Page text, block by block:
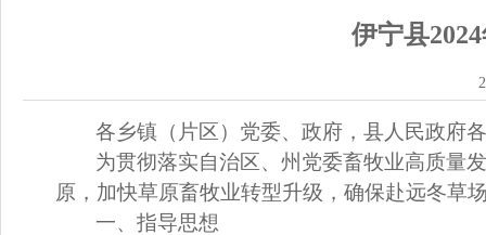
伊宁县
各乡镇（片区）党委、政府，县人民政府
为贯彻落实自治区、州党委畜牧业高质量
原，加快草原畜牧业转型升级， 确保赴远冬草
一、指导思想